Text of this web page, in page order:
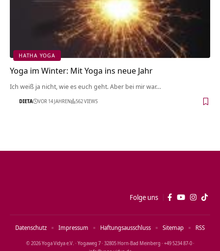
HATHA YOGA
Yoga im Winter: Mit Yoga ins neue Jahr
Ich weiß ja nicht, wie es euch geht. Aber bei mir war…
DIETA VOR 14 JAHREN 562 VIEWS
Folge uns
© 2026 Yoga Vidya e.V. · Yogaweg 7 · 32805 Horn‑Bad Meinberg · +49 5234 87‑0 ·
Datenschutz Impressum Haftungsausschluss Sitemap RSS